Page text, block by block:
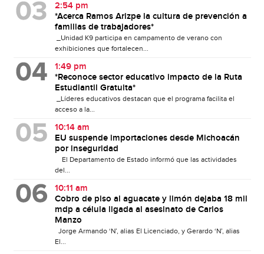
2:54 pm
*Acerca Ramos Arizpe la cultura de prevención a
familias de trabajadores*
_Unidad K9 participa en campamento de verano con
exhibiciones que fortalecen...
1:49 pm
*Reconoce sector educativo impacto de la Ruta
Estudiantil Gratuita*
_Líderes educativos destacan que el programa facilita el
acceso a la...
10:14 am
EU suspende importaciones desde Michoacán
por inseguridad
El Departamento de Estado informó que las actividades
del...
10:11 am
Cobro de piso al aguacate y limón dejaba 18 mil
mdp a célula ligada al asesinato de Carlos
Manzo
Jorge Armando ‘N’, alias El Licenciado, y Gerardo ‘N’, alias
El...